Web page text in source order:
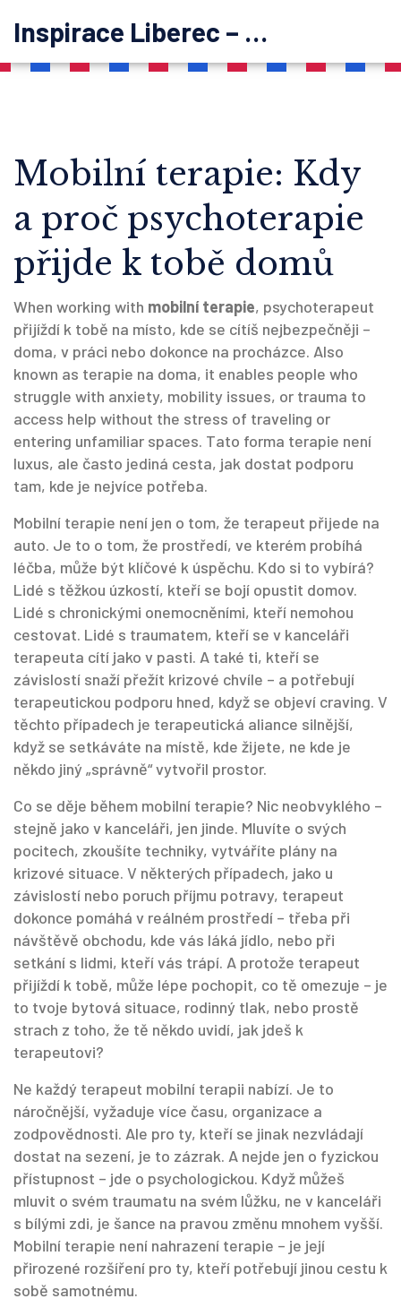
Inspirace Liberec – psychoterapie
Mobilní terapie: Kdy
a proč psychoterapie
přijde k tobě domů
When working with mobilní terapie, psychoterapeut
přijíždí k tobě na místo, kde se cítíš nejbezpečněji –
doma, v práci nebo dokonce na procházce. Also
known as terapie na doma, it enables people who
struggle with anxiety, mobility issues, or trauma to
access help without the stress of traveling or
entering unfamiliar spaces. Tato forma terapie není
luxus, ale často jediná cesta, jak dostat podporu
tam, kde je nejvíce potřeba.
Mobilní terapie není jen o tom, že terapeut přijede na
auto. Je to o tom, že prostředí, ve kterém probíhá
léčba, může být klíčové k úspěchu. Kdo si to vybírá?
Lidé s těžkou úzkostí, kteří se bojí opustit domov.
Lidé s chronickými onemocněními, kteří nemohou
cestovat. Lidé s traumatem, kteří se v kanceláři
terapeuta cítí jako v pasti. A také ti, kteří se
závislostí snaží přežít krizové chvíle – a potřebují
terapeutickou podporu hned, když se objeví craving. V
těchto případech je terapeutická aliance silnější,
když se setkáváte na místě, kde žijete, ne kde je
někdo jiný „správně“ vytvořil prostor.
Co se děje během mobilní terapie? Nic neobvyklého –
stejně jako v kanceláři, jen jinde. Mluvíte o svých
pocitech, zkoušíte techniky, vytváříte plány na
krizové situace. V některých případech, jako u
závislostí nebo poruch příjmu potravy, terapeut
dokonce pomáhá v reálném prostředí – třeba při
návštěvě obchodu, kde vás láká jídlo, nebo při
setkání s lidmi, kteří vás trápí. A protože terapeut
přijíždí k tobě, může lépe pochopit, co tě omezuje – je
to tvoje bytová situace, rodinný tlak, nebo prostě
strach z toho, že tě někdo uvidí, jak jdeš k
terapeutovi?
Ne každý terapeut mobilní terapii nabízí. Je to
náročnější, vyžaduje více času, organizace a
zodpovědnosti. Ale pro ty, kteří se jinak nezvládají
dostat na sezení, je to zázrak. A nejde jen o fyzickou
přístupnost – jde o psychologickou. Když můžeš
mluvit o svém traumatu na svém lůžku, ne v kanceláři
s bílými zdi, je šance na pravou změnu mnohem vyšší.
Mobilní terapie není nahrazení terapie – je její
přirozené rozšíření pro ty, kteří potřebují jinou cestu k
sobě samotnému.